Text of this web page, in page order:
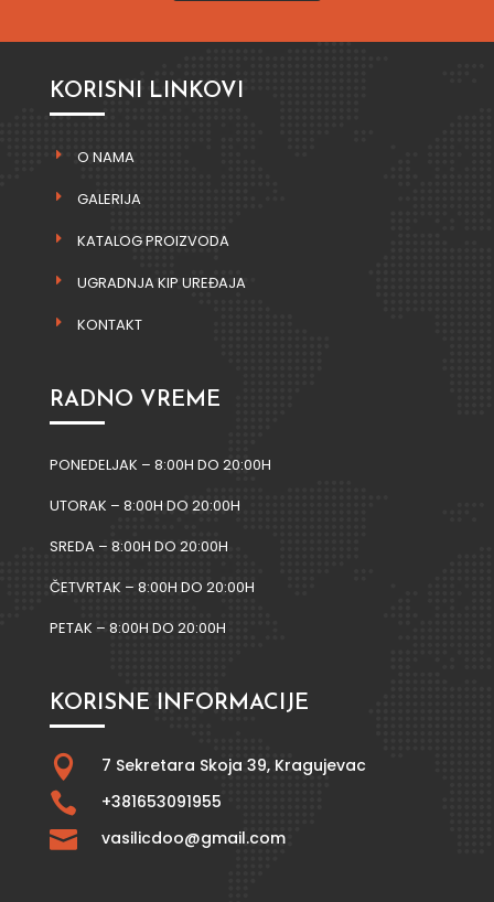
KORISNI LINKOVI
O NAMA
GALERIJA
KATALOG PROIZVODA
UGRADNJA KIP UREĐAJA
KONTAKT
RADNO VREME
PONEDELJAK – 8:00H DO 20:00H
UTORAK – 8:00H DO 20:00H
SREDA – 8:00H DO 20:00H
ČETVRTAK – 8:00H DO 20:00H
PETAK – 8:00H DO 20:00H
KORISNE INFORMACIJE
 7 Sekretara Skoja 39, Kragujevac
 +381653091955
 vasilicdoo@gmail.com